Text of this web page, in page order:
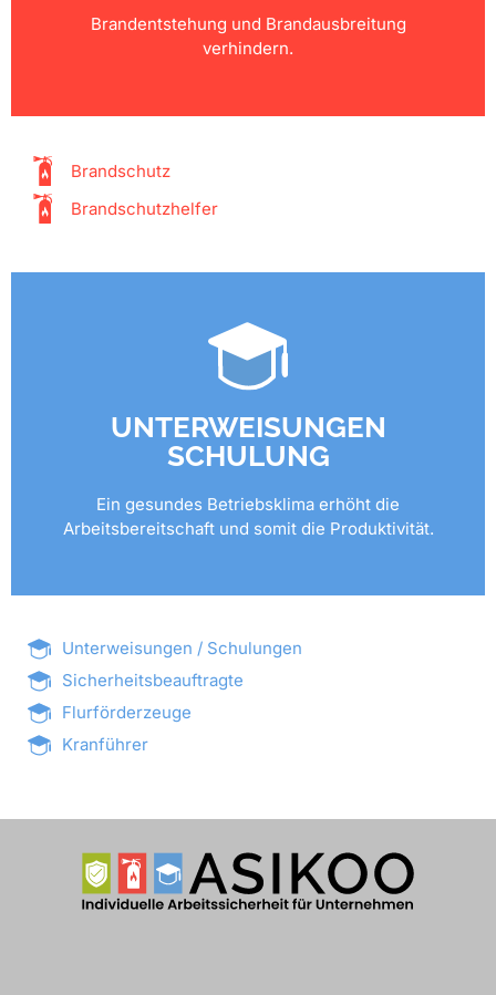
Brandentstehung und Brandausbreitung
verhindern.
Brandschutz
Brandschutzhelfer
UNTERWEISUNGEN
SCHULUNG
Ein gesundes Betriebsklima erhöht die
Arbeitsbereitschaft und somit die Produktivität.
Unterweisungen / Schulungen
Sicherheitsbeauftragte
Flurförderzeuge
Kranführer